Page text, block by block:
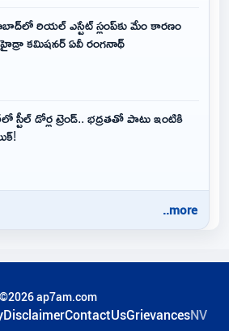
రియల్ ఎస్టేట్ స్లంప్‌కు మేం కారణం
కమిషనర్ ఏవీ రంగనాథ్
స్టీల్ డోర్ల ట్రెండ్.. భద్రతతో పాటు ఇంటికి
..more
©2026 ap7am.com
DisclaimerContactUsGrievancesNV